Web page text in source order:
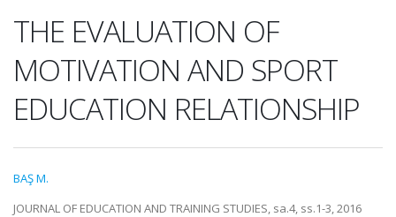
THE EVALUATION OF
MOTIVATION AND SPORT
EDUCATION RELATIONSHIP
BAŞ M.
JOURNAL OF EDUCATION AND TRAINING STUDIES, sa.4, ss.1-3, 2016